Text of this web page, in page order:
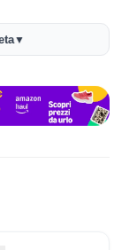
da
questo link.
al carrello fino
▼